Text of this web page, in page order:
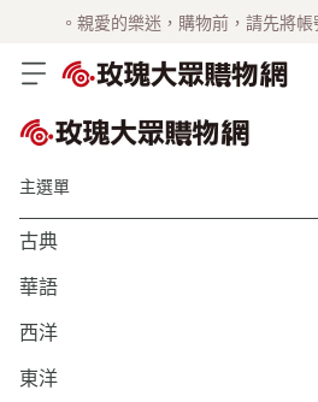
。親愛的樂迷，購物前，請先將
主選單
古典
華語
西洋
東洋